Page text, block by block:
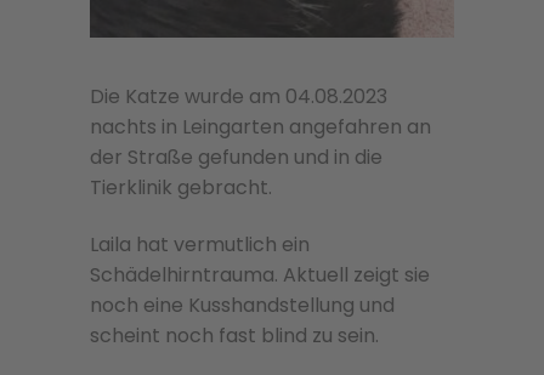
Die Katze wurde am 04.08.2023
nachts in Leingarten angefahren an
der Straße gefunden und in die
Tierklinik gebracht.
Laila hat vermutlich ein
Schädelhirntrauma. Aktuell zeigt sie
noch eine Kusshandstellung und
scheint noch fast blind zu sein.